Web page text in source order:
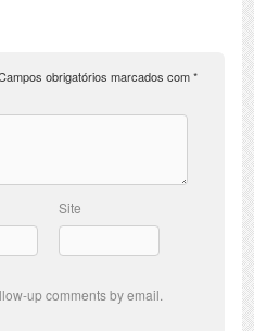
obrigatórios marcados com*
Site
up comments by email.